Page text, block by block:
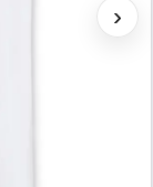
›